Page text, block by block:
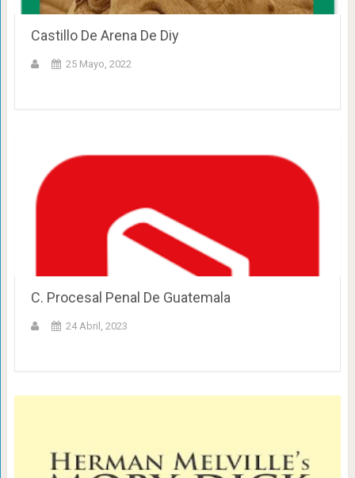
Castillo De Arena De Diy
25 Mayo, 2022
C. Procesal Penal De Guatemala
24 Abril, 2023